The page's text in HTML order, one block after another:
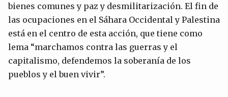
bienes comunes y paz y desmilitarización. El fin de
las ocupaciones en el Sáhara Occidental y Palestina
está en el centro de esta acción, que tiene como
lema “marchamos contra las guerras y el
capitalismo, defendemos la soberanía de los
pueblos y el buen vivir”.